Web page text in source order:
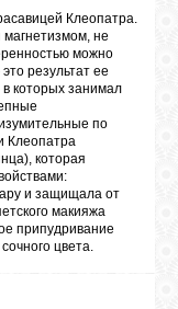
Клеопатра.
не
можно
результат ее
которых занимал
по
Клеопатра
которая
и защищала от
макияжа
припудривание
цвета.